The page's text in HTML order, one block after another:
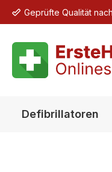
Hauptinhalt springen
Zur Suche springen
ZurGeprüfte Qualität
Defibrillatoren